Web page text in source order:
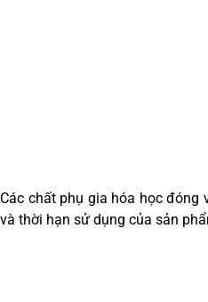
Các chất phụ gia hóa học đóng
và thời hạn sử dụng của sản